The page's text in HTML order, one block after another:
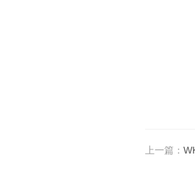
上一篇：